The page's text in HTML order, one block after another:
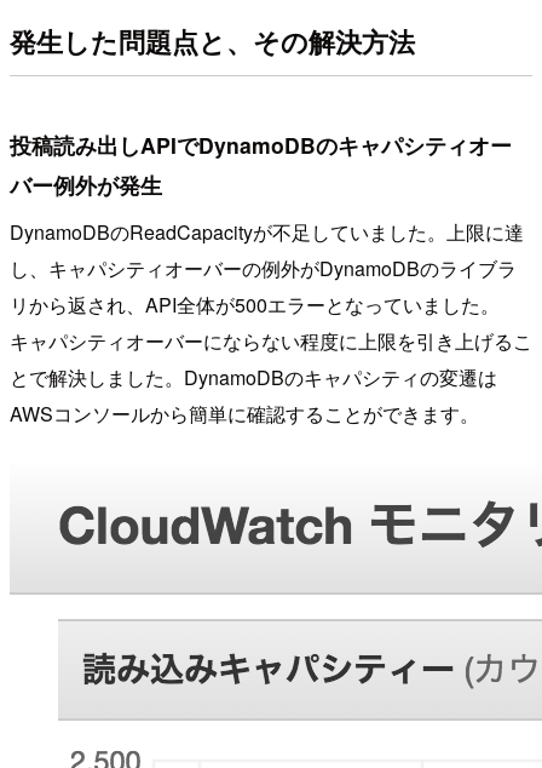
発生した問題点と、その解決方法
投稿読み出しAPIでDynamoDBのキャパシティオー
バー例外が発生
DynamoDBのReadCapacityが不足していました。上限に達
し、キャパシティオーバーの例外がDynamoDBのライブラ
リから返され、API全体が500エラーとなっていました。
キャパシティオーバーにならない程度に上限を引き上げるこ
とで解決しました。DynamoDBのキャパシティの変遷は
AWSコンソールから簡単に確認することができます。